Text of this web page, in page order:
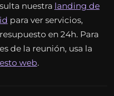
nuestra landing de
para ver servicios,
en 24h. Para
de la reunión, usa la
web.